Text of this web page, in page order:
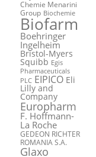
Chemie Menarini
Group Biochemie
Biofarm
Boehringer
Ingelheim
Bristol-Myers
Squibb Egis
Pharmaceuticals
PLC EIPICO Eli
Lilly and
Company
Europharm
F. Hoffmann-
La Roche
GEDEON RICHTER
ROMANIA S.A.
Glaxo